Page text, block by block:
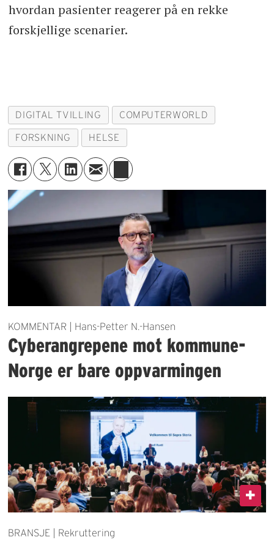
hvordan pasienter reagerer på en rekke
forskjellige scenarier.
DIGITAL TVILLING COMPUTERWORLD
FORSKNING HELSE
KOMMENTAR | Hans-Petter N.-Hansen
Cyberangrepene mot kommune-
Norge er bare oppvarmingen
BRANSJE | Rekruttering